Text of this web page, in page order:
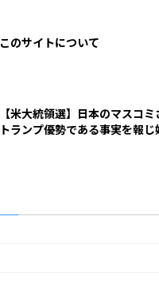
このサイトについて
【米大統領選】日本のマスコ
トランプ優勢である事実を報